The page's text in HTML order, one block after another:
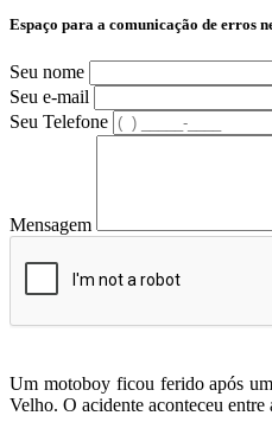
Espaço para a comunicação de erros
Seu nome
Seu e-mail
Seu Telefone
Mensagem
Um motoboy ficou ferido após
Velho. O acidente aconteceu